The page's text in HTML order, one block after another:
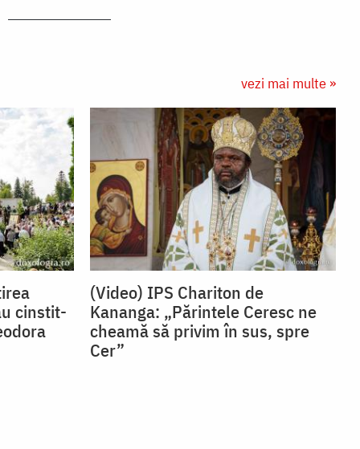
vezi mai multe »
cinstit-
(Video) IPS Chariton de
Kananga: „Părintele Ceresc ne
cheamă să privim în sus, spre
Cer”